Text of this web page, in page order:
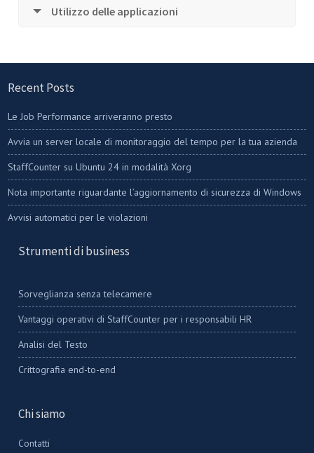
Utilizzo delle applicazioni
Recent Posts
Le Job Performance arriveranno presto
Avvia un server locale di monitoraggio del tempo per la tua azienda
StaffCounter su Ubuntu 24 in modalità Xorg
Nota importante riguardante l’aggiornamento di sicurezza di Windows
Avvisi automatici per le violazioni
Strumenti di business
Sorveglianza senza telecamere
Vantaggi operativi di StaffCounter per i responsabili HR
Analisi del Testo
Crittografia end-to-end
Chi siamo
Contatti